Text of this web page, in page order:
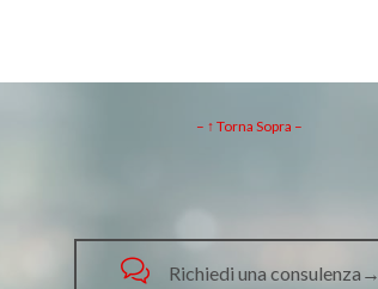
– ↑ Torna Sopra –
 Richiedi una consulenza→